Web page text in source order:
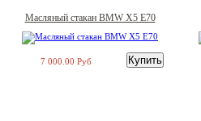
Масляный стакан BMW X5 E70
7 000.00 Руб